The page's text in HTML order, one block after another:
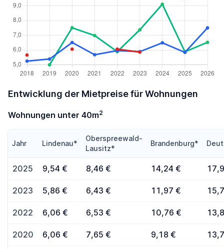
Entwicklung der Mietpreise für Wohnungen
Wohnungen unter 40m2
Jahr Lindenau*
Oberspreewald-
Lausitz*
Brandenburg*
2025 9,54 € 8,46 € 14,24 €
2023 5,86 € 6,43 € 11,97 €
2022 6,06 € 6,53 € 10,76 €
2020 6,06 € 7,65 € 9,18 €